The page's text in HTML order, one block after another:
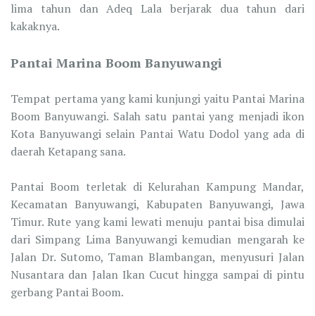
lima tahun dan Adeq Lala berjarak dua tahun dari
kakaknya.
Pantai Marina Boom Banyuwangi
Tempat pertama yang kami kunjungi yaitu Pantai Marina
Boom Banyuwangi. Salah satu pantai yang menjadi ikon
Kota Banyuwangi selain Pantai Watu Dodol yang ada di
daerah Ketapang sana.
Pantai Boom terletak di Kelurahan Kampung Mandar,
Kecamatan Banyuwangi, Kabupaten Banyuwangi, Jawa
Timur. Rute yang kami lewati menuju pantai bisa dimulai
dari Simpang Lima Banyuwangi kemudian mengarah ke
Jalan Dr. Sutomo, Taman Blambangan, menyusuri Jalan
Nusantara dan Jalan Ikan Cucut hingga sampai di pintu
gerbang Pantai Boom.